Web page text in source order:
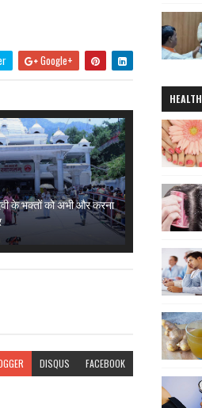
Google+
के भक्तों को अभी और करना
DISQUS FACEBOOK
HEALTH